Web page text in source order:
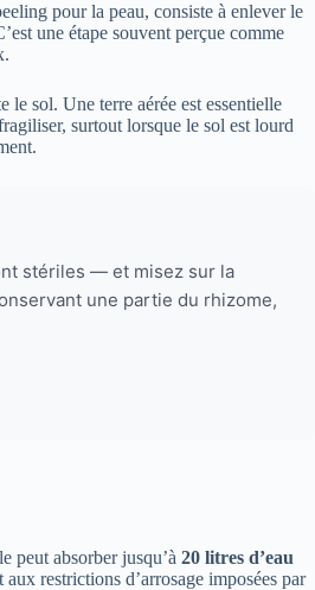
pour la peau, consiste à enlever le
une étape souvent perçue comme
le sol. Une terre aérée est essentielle
surtout lorsque le sol est lourd
stériles — et misez sur la
une partie du rhizome,
peut absorber jusqu’à 20 litres d’eau
restrictions d’arrosage imposées par